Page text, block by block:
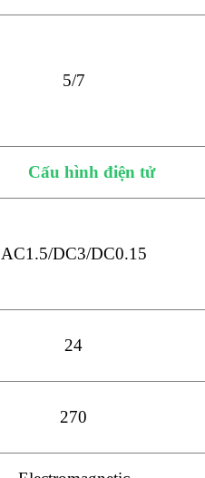
5/7
Cấu hình điện tử
AC1.5/DC3/DC0.15
24
270